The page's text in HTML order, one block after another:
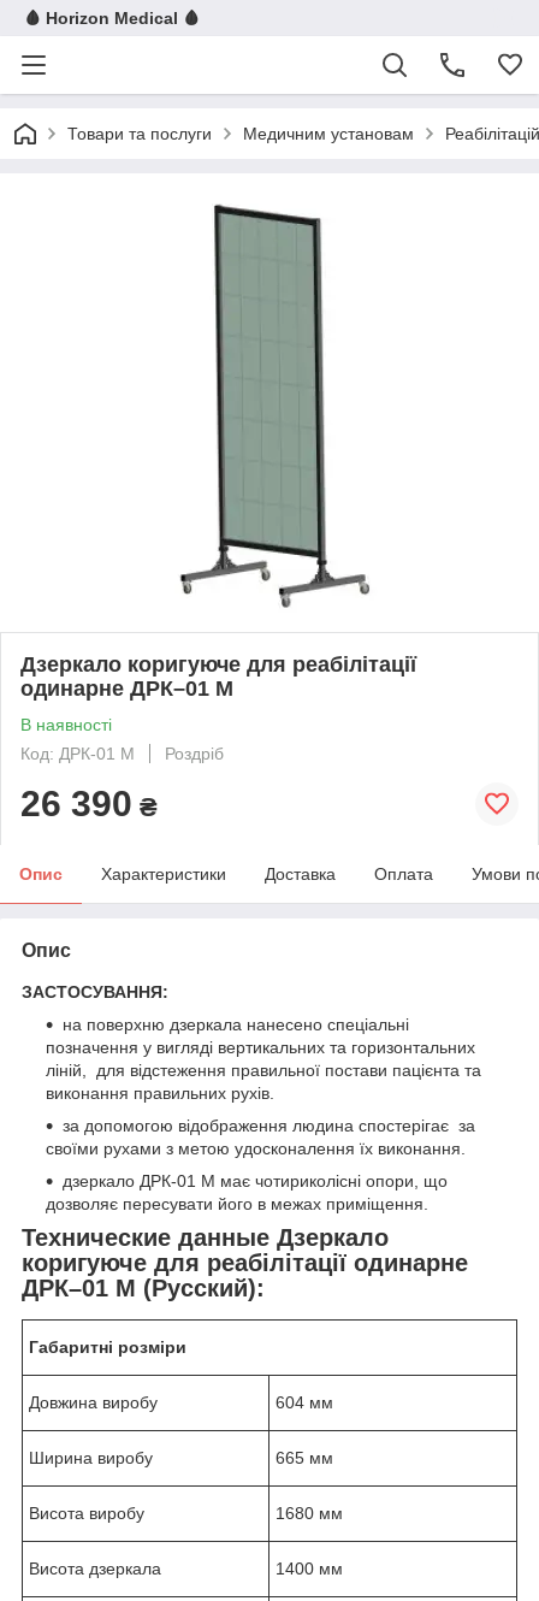
🩸 Horizon Medical 🩸
Товари та послуги Медичним установам
Дзеркало коригуюче для реабілітації
одинарне ДРК–01 М
В наявності
Код: ДРК-01 М
Роздріб
26 390 ₴
Опис Характеристики Доставка Оплата Умови
Опис
ЗАСТОСУВАННЯ:
на поверхню дзеркала нанесено спеціальні
позначення у вигляді вертикальних та горизонтальних
ліній, для відстеження правильної постави пацієнта та
виконання правильних рухів.
за допомогою відображення людина спостерігає за
своїми рухами з метою удосконалення їх виконання.
дзеркало ДРК-01 М має чотириколісні опори, що
дозволяє пересувати його в межах приміщення.
Технические данные Дзеркало
коригуюче для реабілітації одинарне
ДРК–01 М (Русский):
Габаритні розміри
Довжина виробу 604 мм
Ширина виробу 665 мм
Висота виробу 1680 мм
Висота дзеркала 1400 мм